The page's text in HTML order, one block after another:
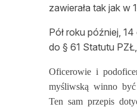
zawierała tak jak w
Pół roku później,
do § 61 Statutu
Oficerowie i
myśliwską winno być
Ten sam przepis